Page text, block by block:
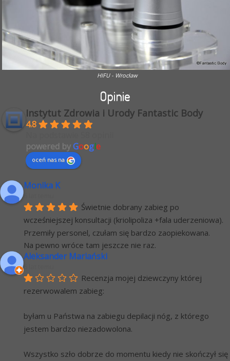
HIFU - Wrocław
Opinie
Instytut Zdrowia i Urody Fantastic Body
4.8
powered byGoogle
oceń nas na
Monika K
Świetnie dobrany zabieg po
wcześniejszej konsultacji (kriolipoliza +fala uderzeniowa).
Przemiły personel, czułam się bardzo zaopiekowana.
Na pewno wróce tam jeszcze nie raz.
Aleksander Mariański
Recenzja mojej dziewczyny której
rezerwowalem zabieg:
byłam u Państwa na zabiegu depilacji nóg, z którego
jestem bardzo niezadowolona.
Wszystko szło dobrze do momentu kiedy nie skończył się